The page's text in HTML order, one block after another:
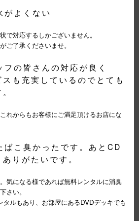
がよくない
で対応するしかございません。
ご了承くださいませ。
の皆さんの対応が良く
も充実しているのでとても
れからもお客様にご満足頂けるお店にな
ばこ臭かったです。あとCD
りがたいです。
気になる様であれば無料レンタルに消臭
さい。
ルもあり、お部屋にあるDVDデッキでも